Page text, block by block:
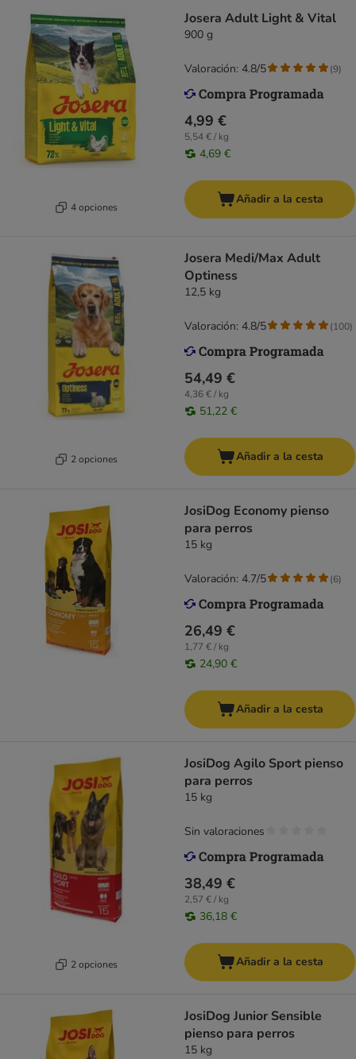
4 opciones
Josera Adult Light & Vital
900 g
4,99 €
5,54 € / kg
4,69 €
Valoración: 4.8/5 (9)
Añadir a la cesta
2 opciones
Josera Medi/Max Adult
Optiness
12,5 kg
54,49 €
4,36 € / kg
51,22 €
Valoración: 4.8/5 (100)
Añadir a la cesta
JosiDog Economy pienso
para perros
15 kg
26,49 €
1,77 € / kg
24,90 €
Valoración: 4.7/5 (6)
Añadir a la cesta
2 opciones
JosiDog Agilo Sport pienso
para perros
15 kg
38,49 €
2,57 € / kg
36,18 €
Sin valoraciones
Añadir a la cesta
JosiDog Junior Sensible
pienso para perros
15 kg